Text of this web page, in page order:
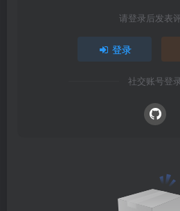
请登录后发表
登录
社交账号登